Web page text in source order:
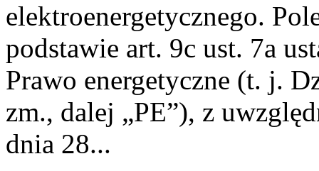
elektroenergetycznego.
podstawie art. 9c ust. 7a
Prawo energetyczne (t. j.
zm., dalej „PE”), z
dnia 28...